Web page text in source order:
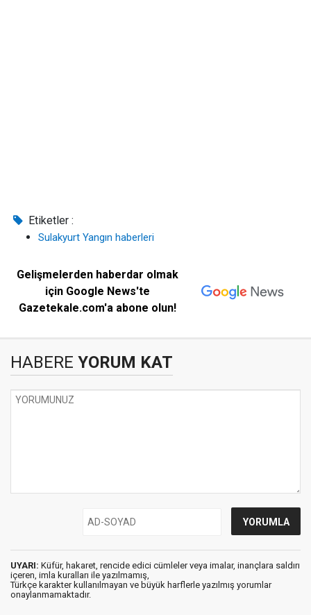
Etiketler :
Sulakyurt Yangın haberleri
Gelişmelerden haberdar olmak
için Google News'te
Gazetekale.com'a abone olun!
HABERE YORUM KAT
UYARI: Küfür, hakaret, rencide edici cümleler veya imalar, inançlara saldırı
içeren, imla kuralları ile yazılmamış,
Türkçe karakter kullanılmayan ve büyük harflerle yazılmış yorumlar
onaylanmamaktadır.